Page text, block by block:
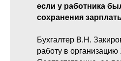
если у работника
сохранения
Бухгалтер В.Н.
работу в